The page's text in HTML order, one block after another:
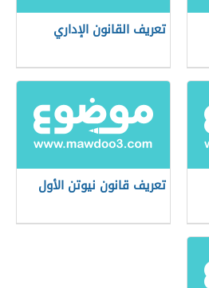
تعريف القانون الإداري
تعريف قانون نيوتن الأول